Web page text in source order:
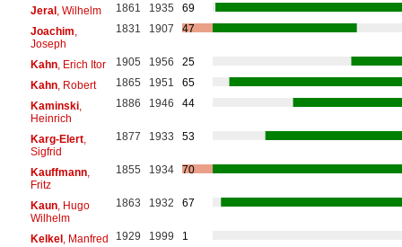
Jeral, Wilhelm 1861 1935
69
Joachim
Joseph
1831 1907 47
Kahn, Erich Itor 1905 1956
25
Kahn, Robert 1865 1951
65
Kaminski,
Heinrich
1886 1946 44
Karg-Elert,
Sigfrid
1877 1933 53
Kauffmann,
Fritz
1855 1934 70
Kaun, Hugo
Wilhelm
1863 1932 67
Kelkel, Manfred 1929 1999
1